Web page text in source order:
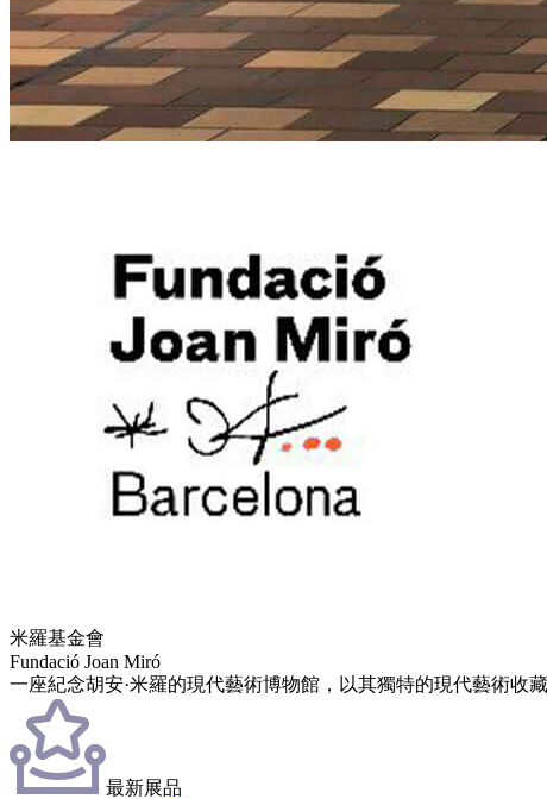
米羅基金會
Fundació Joan Miró
一座紀念胡安·米羅的現代藝術博物館，以其獨特的現代藝術收
最新展品